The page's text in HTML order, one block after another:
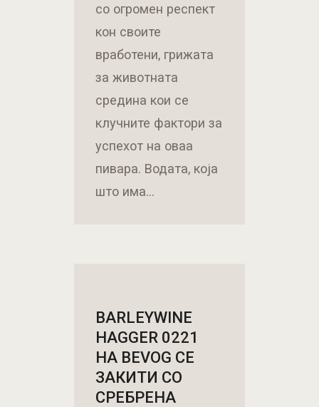
со огромен респект
кон своите
вработени, грижата
за животната
средина кои се
клучните фактори за
успехот на оваа
пивара. Водата, која
што има…
BARLEYWINE
HAGGER 0221
НА BEVOG СЕ
ЗАКИТИ СО
СРЕБРЕНА